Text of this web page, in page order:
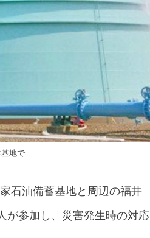
地で
石油備蓄基地と周辺の福井
が参加し、災害発生時の対応